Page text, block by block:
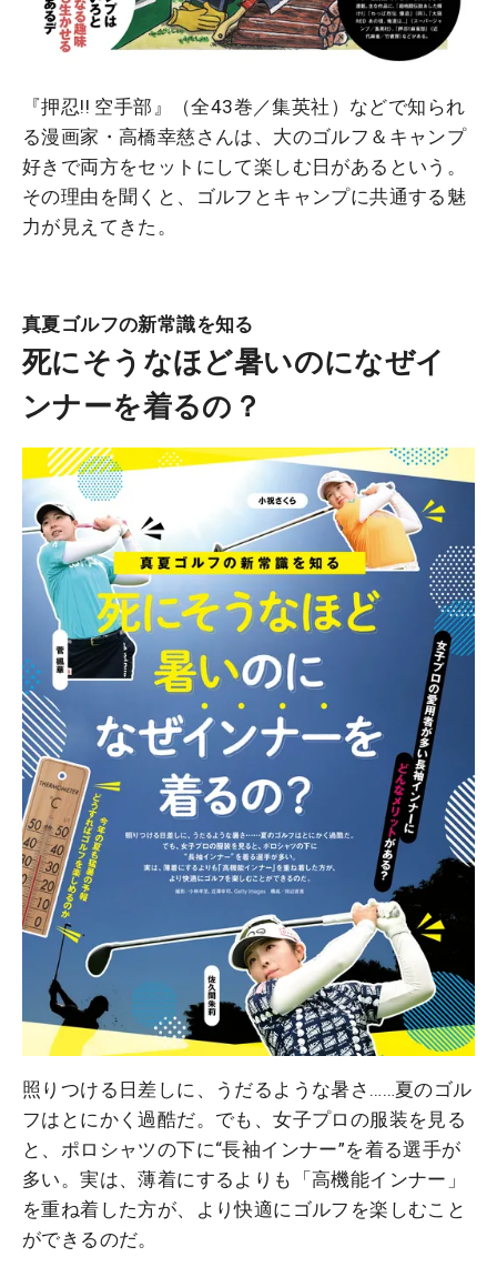
『押忍!! 空手部』（全43巻／集英社）などで知られ
る漫画家・高橋幸慈さんは、大のゴルフ＆キャンプ
好きで両方をセットにして楽しむ日があるという。
その理由を聞くと、ゴルフとキャンプに共通する魅
力が見えてきた。
真夏ゴルフの新常識を知る
死にそうなほど暑いのになぜイ
ンナーを着るの？
照りつける日差しに、うだるような暑さ……夏のゴル
フはとにかく過酷だ。でも、女子プロの服装を見る
と、ポロシャツの下に“長袖インナー”を着る選手が
多い。実は、薄着にするよりも「高機能インナー」
を重ね着した方が、より快適にゴルフを楽しむこと
ができるのだ。